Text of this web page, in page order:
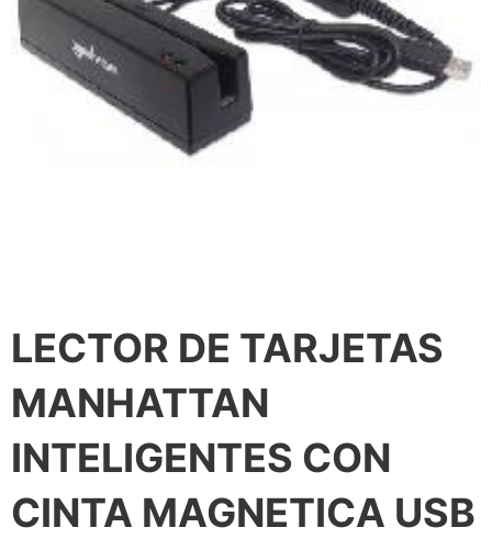
LECTOR DE TARJETAS
MANHATTAN
INTELIGENTES CON
CINTA MAGNETICA USB